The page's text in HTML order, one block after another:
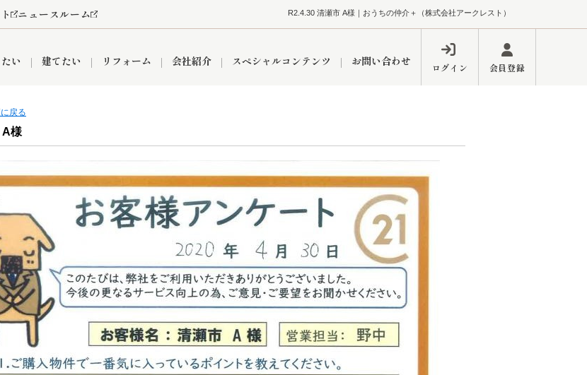
R2.4.30 清瀬市 A様｜おうちの仲介＋（株式会社アークレスト）
ニュースルーム
お気に入り 閲覧履歴 検索履歴
ベーション済み物件
疾病保証付き住宅ローン 団体信用保険 購入するメリット
じみ野市 富士見市 志木市 新座市 朝霞市 西東京市 東村山市
い
よくある質問 売却コラム 査定依頼フォーム
空き家 リースバック
狭山市 富士見市 新座市 清瀬市 練馬区
建てたい リフォーム
埼玉】補助金・助成金 【東京】補助金・助成金
会社紹介
お客様の声 創業の想い 総合不動産の強み インフォメーション ブログ
入間営業所 ひばりケ丘営業所 秋津営業所 東久留米営業所
ちパークグループの強み
スペシャルコンテンツ
くらぶ レンタルスペース 期間限定キャンペーン
お問い合わせ
なんでもご相談 プライバシーポリシー
ログイン 会員登録
戻る
A様